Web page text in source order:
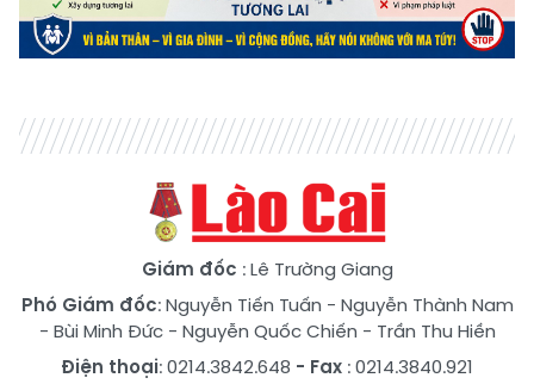
Giám đốc : Lê Trường Giang
Phó Giám đốc:Nguyễn Tiến Tuấn - Nguyễn Thành Nam
- Bùi Minh Đức- Nguyễn Quốc Chiến - Trần Thu Hiền
Điện thoại: 0214.3842.648 - Fax : 0214.3840.921